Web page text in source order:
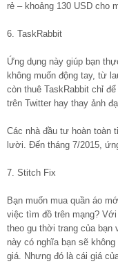
rẻ – khoảng 130 USD cho
6. TaskRabbit
Ứng dụng này giúp bạn
không muốn động tay, từ
còn thuê TaskRabbit chỉ
trên Twitter hay thay ảnh
Các nhà đầu tư hoàn toàn
lười. Đến tháng 7/2015,
7. Stitch Fix
Bạn muốn mua quần áo
việc tìm đồ trên mạng?
theo gu thời trang của bạn
này có nghĩa bạn sẽ
giá. Nhưng đó là cái giá